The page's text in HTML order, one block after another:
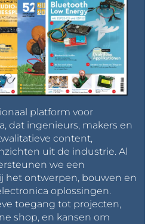
platform voor
dat ingenieurs, makers en
content,
uit de industrie. Al
we een
het ontwerpen, bouwen en
oplossingen.
toegang tot projecten,
shop, en kansen om